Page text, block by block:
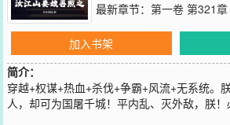
最新章节： 第一卷 第321
加入书架
简介：
穿越+权谋+热血+杀伐+争霸+风流+无系统。
人，却可为国屠千城！平内乱、灭外敌，朕